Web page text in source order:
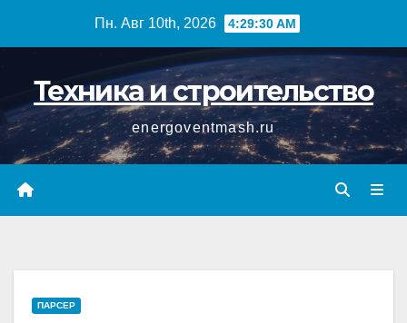
Пн. Авг 10th, 2026 4:29:31 AM
Техника и строительство
energoventmash.ru
ПАРСЕР